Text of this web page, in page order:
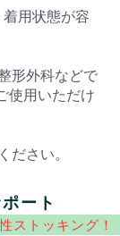
用状態が容
形外科などで
使用いただけ
ださい。
ポート
ストッキング！